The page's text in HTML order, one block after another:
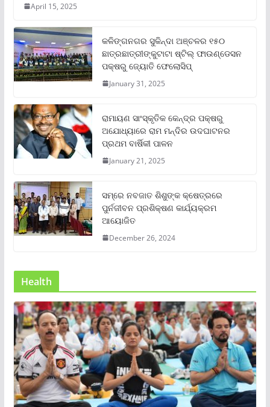
April 15, 2025
କଳିଙ୍ଗନଗର ସୁକିନ୍ଦା ଅଞ୍ଚଳର ୧୫୦
ଛାତ୍ରଛାତ୍ରୀଙ୍କୁଟାଟା ଷ୍ଟିଲ୍ ଫାଉଣ୍ଡେସନ
ପକ୍ଷରୁ ଜ୍ୟୋତି ଫେଲୋସିପ୍‌
January 31, 2025
ରାମାୟଣ ସାଂସ୍କୃତିକ କେନ୍ଦ୍ର ପକ୍ଷରୁ
ଅଯୋଧ୍ୟାରେ ରାମ ମନ୍ଦିର ଉଦଘାଟନର
ପ୍ରଥମ ବାର୍ଷିକୀ ପାଳନ
January 21, 2025
ସମ୍‌ରେ ନବଜାତ ଶିଶୁଙ୍କ କ୍ଷେତ୍ରରେ
ପୁର୍ନଜୀବନ ପ୍ରଶିକ୍ଷଣ କାର୍ଯ୍ୟକ୍ରମ
ଆୟୋଜିତ
December 26, 2024
Health